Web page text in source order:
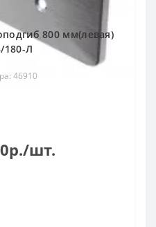
800 мм(левая)
180-Л
46910
шт.